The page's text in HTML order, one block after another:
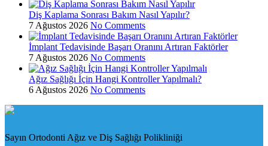
Diş Kaplama Sonrası Bakım Nasıl Yapılır?
7 Ağustos 2026 No Comments
İmplant Tedavisinde Başarı Oranını Artıran Faktörler
7 Ağustos 2026 No Comments
Ağız Sağlığı İçin Hangi Kontroller Yapılmalı?
6 Ağustos 2026 No Comments
Sayın Ortodonti Ağız ve Diş Sağlığı Polikliniği